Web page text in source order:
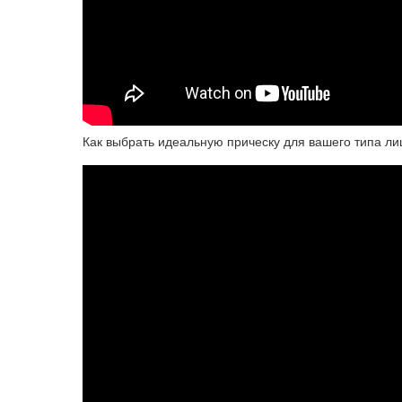
Как выбрать идеальную прическу для вашего типа